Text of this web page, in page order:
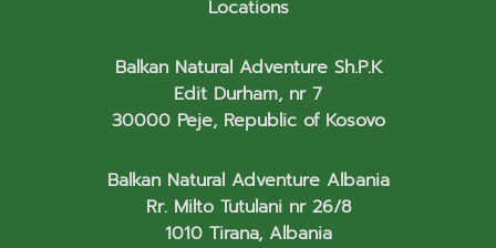
Locations
Balkan Natural Adventure Sh.P.K
Edit Durham, nr 7
30000 Peje, Republic of Kosovo
Balkan Natural Adventure Albania
Rr. Milto Tutulani nr 26/8
1010 Tirana, Albania